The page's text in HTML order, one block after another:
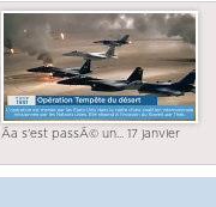
Ãa s'est passÃ© un... 17 janvier